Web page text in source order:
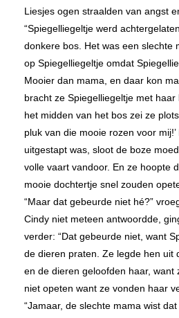
Liesjes ogen straalden van angst
“Spiegelliegeltje werd
donkere bos. Het was een slechte
op Spiegelliegeltje omdat
Mooier dan mama, en daar kon
bracht ze Spiegelliegeltje met
het midden van het bos zei ze
pluk van die mooie rozen voor
uitgestapt was, sloot de boze
volle vaart vandoor. En ze hoopte
mooie dochtertje snel zouden
“Maar dat gebeurde niet hé?”
Cindy niet meteen antwoordde,
verder: “Dat gebeurde niet, want
de dieren praten. Ze legde hen uit
en de dieren geloofden haar, want
niet opeten want ze vonden haar
“Jamaar, de slechte mama wist